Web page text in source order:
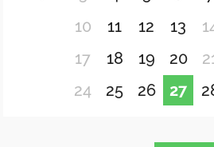
10
11 12 13
17
18 19 20
24
25 26 27